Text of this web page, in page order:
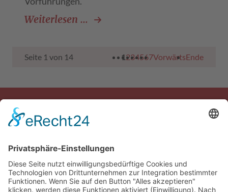
Weiterlesen … Alles für den Garten und
Seite 1 von 14 1234567VorwärtsEnde
© 2026 Das AgenturHaus GmbH